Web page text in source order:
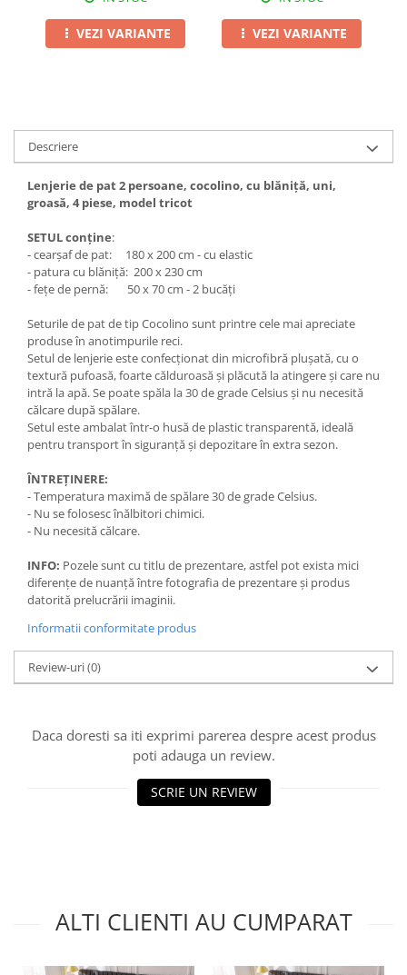
VEZI VARIANTE VEZI VARIANTE
Descriere
Lenjerie de pat 2 persoane, cocolino, cu blăniță, uni,
groasă, 4 piese, model tricot
SETUL conține:
- cearșaf de pat: 180 x 200 cm - cu elastic
- patura cu blăniță: 200 x 230 cm
- fețe de pernă: 50 x 70 cm - 2 bucăți
Seturile de pat de tip Cocolino sunt printre cele mai apreciate
produse în anotimpurile reci.
Setul de lenjerie este confecționat din microfibră plușată, cu o
textură pufoasă, foarte călduroasă și plăcută la atingere și care nu
intră la apă. Se poate spăla la 30 de grade Celsius și nu necesită
călcare după spălare.
Setul este ambalat într-o husă de plastic transparentă, ideală
pentru transport în siguranță și depozitare în extra sezon.
ÎNTREȚINERE:
- Temperatura maximă de spălare 30 de grade Celsius.
- Nu se folosesc înălbitori chimici.
- Nu necesită călcare.
INFO: Pozele sunt cu titlu de prezentare, astfel pot exista mici
diferențe de nuanță între fotografia de prezentare și produs
datorită prelucrării imaginii.
Informatii conformitate produs
Review-uri(0)
Daca doresti sa iti exprimi parerea despre acest produs
poti adauga un review.
SCRIE UN REVIEW
ALTI CLIENTI AU CUMPARAT